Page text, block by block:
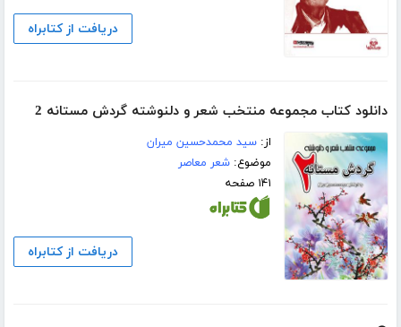
دریافت از کتابراه
دانلود کتاب مجموعه منتخب شعر و دلنوشته گردش مستانه 2
از:سید محمدحسین میران
موضوع:شعر معاصر
۱۴۱ صفحه
دریافت از کتابراه